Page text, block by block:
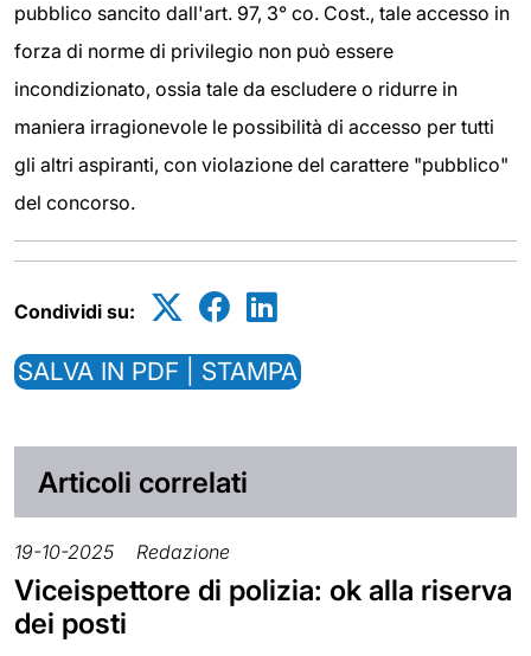
pubblico sancito dall'art. 97, 3° co. Cost., tale accesso in
forza di norme di privilegio non può essere
incondizionato, ossia tale da escludere o ridurre in
maniera irragionevole le possibilità di accesso per tutti
gli altri aspiranti, con violazione del carattere "pubblico"
del concorso.
Condividi su:
SALVA IN PDF | STAMPA
Articoli correlati
19-10-2025 Redazione
Viceispettore di polizia: ok alla riserva
dei posti